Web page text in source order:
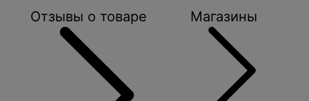
Отзывы о товаре Магазины